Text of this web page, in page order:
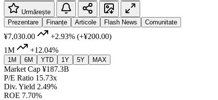
Urmărește
Prezentare
Finanțe Articole Flash News Comunitate
¥7,030.00 +2.93% (+¥200.00)
1M
+12.04%
1M 6M YTD 1Y 5Y MAX
Market Cap ¥187.3B
P/E Ratio 15.73x
Div. Yield 2.49%
ROE 7.70%